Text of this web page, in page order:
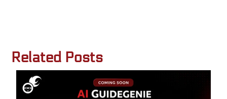
Related Posts